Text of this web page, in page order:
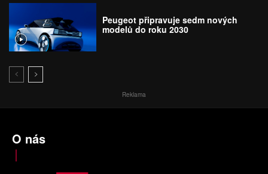
Peugeot připravuje sedm nových
modelů do roku 2030
Reklama
O nás